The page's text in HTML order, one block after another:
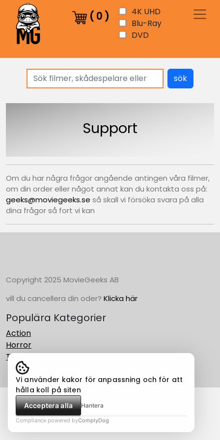
( 0 )
4K UHD
Blu-Ray
DVD
sök
Support
Om du har några frågor angående antingen våra filmer,
om din order eller något annat kan du kontakta oss på:
geeks@moviegeeks.se så skall vi försöka svara på alla
dina frågor så fort vi kan
Copyright 2025 MovieGeeks AB
vill du cancellera din oder? Klicka här
Populära Kategorier
Action
Horror
Thriller
Vi använder kakor för anpassning och för att
hålla koll på siten
Acceptera alla Hantera
Compliance powered byComplyDog